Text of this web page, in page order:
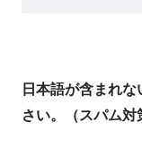
日本語が含まれ
さい。（スパム対